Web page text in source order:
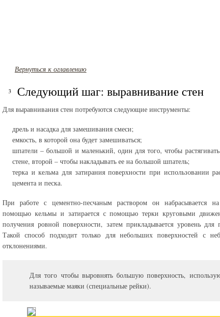
Вернуться к оглавлению
Следующий шаг: выравнивание стен
Для выравнивания стен потребуются следующие инструменты:
дрель и насадка для замешивания смеси;
емкость, в которой она будет замешиваться;
шпатели – большой и маленький, один для того, чтобы
стене, второй – чтобы накладывать ее на большой шпатель;
терка и кельма для затирания поверхности при использовании
цемента и песка.
При работе с цементно-песчаным раствором он набрасывается
помощью кельмы и затирается с помощью терки круговыми
получения ровной поверхности, затем прикладывается уровень для
Такой способ подходит только для небольших поверхностей с
отклонениями.
Для того чтобы выровнять большую поверхность,
называемые маяки (специальные рейки).